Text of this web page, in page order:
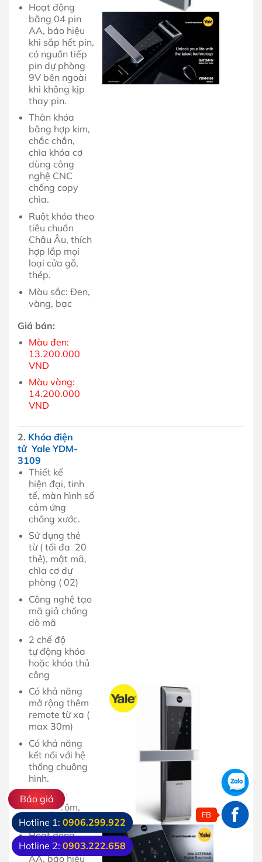
Hoạt động
bằng 04 pin
AA, báo hiệu
khi sắp hết pin,
có nguồn tiếp
pin dự phòng
9V bên ngoài
khi không kịp
thay pin.
Thân khóa
bằng hợp kim,
chắc chắn,
chìa khóa cơ
dùng công
nghệ CNC
chống copy
chìa.
Ruột khóa theo
tiêu chuẩn
Châu Âu, thích
hợp lắp mọi
loại cửa gỗ,
thép.
Màu sắc: Đen,
vàng, bạc
Giá bán:
Màu đen:
13.200.000
VND
Màu vàng:
14.200.000
VND
2. Khóa điện
tử Yale YDM-
3109
Thiết kế
hiện đại, tinh
tế, màn hình số
cảm ứng
chống xước.
Sử dụng thẻ
từ ( tối đa 20
thẻ), mật mã,
chìa cơ dự
phòng ( 02)
Công nghệ tạo
mã giả chống
dò mã
2 chế độ
tự động khóa
hoặc khóa thủ
công
Có khả năng
mở rộng thêm
remote từ xa (
max 30m)
Có khả năng
kết nối với hệ
thống chuông
hình.
Cảm ứng
chống trộm,
báo cháy
Hoạt động
bằng 04 pin
AA, báo hiệu
Báo giá
Hotline 1: 0906.299.922
Hotline 2: 0903.222.658
FB